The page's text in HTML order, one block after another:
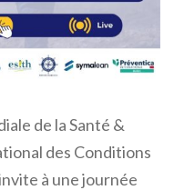
de la Santé &
des Conditions
à une journée